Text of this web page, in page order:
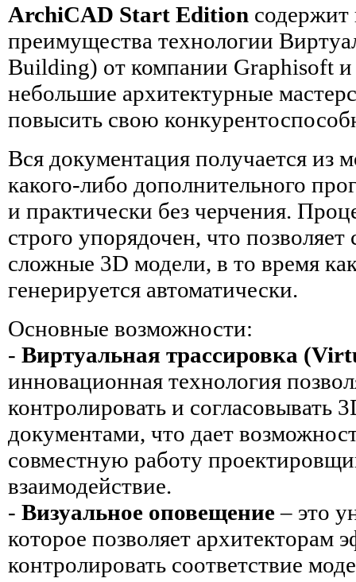
ArchiCAD Start Edition содержит
преимущества технологии
Building) от компании Graphisoft и
небольшие архитектурные
повысить свою
Вся документация получается из
какого-либо дополнительного
и практически без черчения.
строго упорядочен, что
сложные 3D модели, в то время
генерируется автоматически.
Основные возможности:
- Виртуальная трассировка
инновационная технология
контролировать и согласовывать
документами, что дает
совместную работу
взаимодействие.
- Визуальное оповещение– это
которое позволяет архитекторам
контролировать соответствие